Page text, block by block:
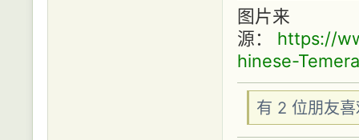
图片来
源： https://
hinese-
有 2 位朋友